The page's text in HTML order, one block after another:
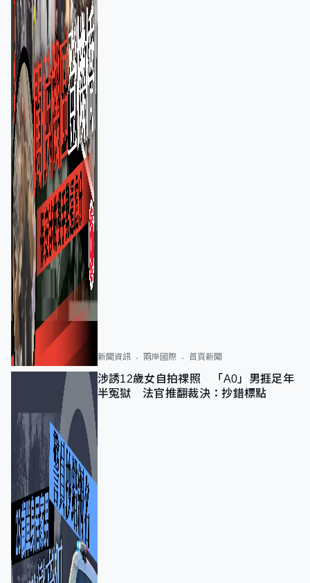
新聞資訊 兩岸國際 首頁新聞
涉誘12歲女自拍祼照 「A0」男捱足年
半冤獄 法官推翻裁決：抄錯標點